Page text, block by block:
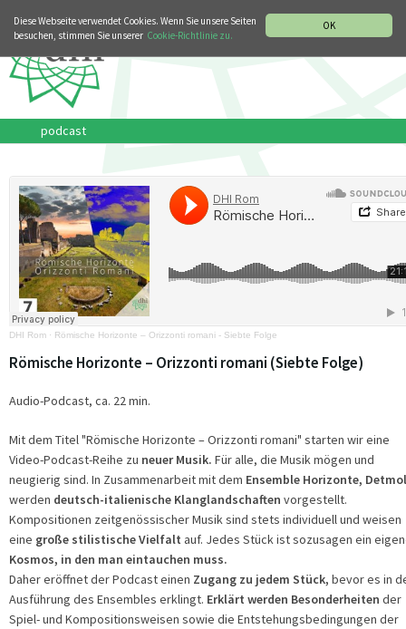
OK
Diese Webseite verwendet Cookies. Wenn Sie unsere Seiten
besuchen, stimmen Sie unserer Cookie-Richtlinie zu.
podcast
DHI Rom · Römische Horizonte – Orizzonti romani - Siebte Folge
Römische Horizonte – Orizzonti romani (Siebte Folge)
Audio-Podcast, ca. 22 min.
Mit dem Titel "Römische Horizonte – Orizzonti romani" starten wir eine
Video-Podcast-Reihe zu neuer Musik. Für alle, die Musik mögen und
neugierig sind. In Zusammenarbeit mit dem Ensemble Horizonte,
werden deutsch-italienische Klanglandschaften vorgestellt.
Kompositionen zeitgenössischer Musik sind stets individuell und weisen
eine große stilistische Vielfalt auf. Jedes Stück ist sozusagen ein
Kosmos, in den man eintauchen muss.
Daher eröffnet der Podcast einen Zugang zu jedem Stück, bevor es in
Ausführung des Ensembles erklingt. Erklärt werden Besonderheiten der
Spiel- und Kompositionsweisen sowie die Entstehungsbedingungen der